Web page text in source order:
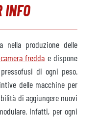
INFO
nella produzione delle
fredda e dispone
di ogni peso.
delle macchine per
di aggiungere nuovi
Infatti, per ogni